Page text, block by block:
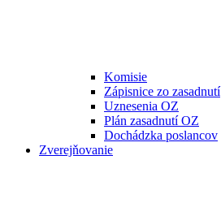
Komisie
Zápisnice zo zasadnutí
Uznesenia OZ
Plán zasadnutí OZ
Dochádzka poslancov
Zverejňovanie